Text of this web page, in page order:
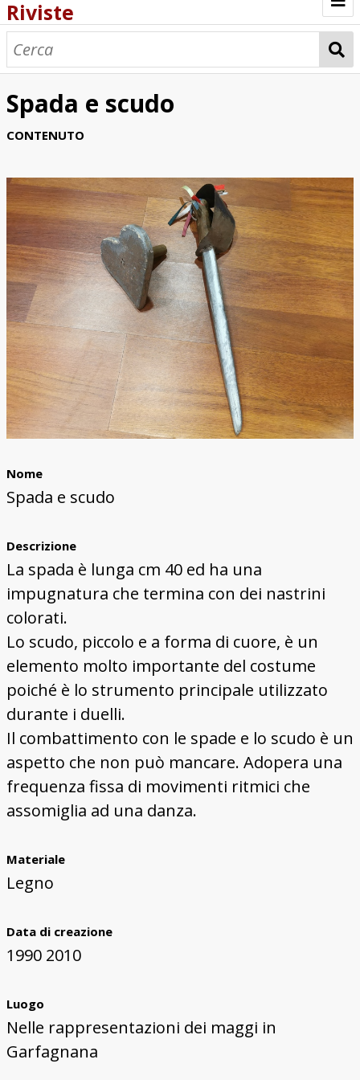
Riviste
Browse
Spada e scudo
CONTENUTO
Nome
Spada e scudo
Descrizione
La spada è lunga cm 40 ed ha una
impugnatura che termina con dei nastrini
colorati.
Lo scudo, piccolo e a forma di cuore, è un
elemento molto importante del costume
poiché è lo strumento principale utilizzato
durante i duelli.
Il combattimento con le spade e lo scudo è un
aspetto che non può mancare. Adopera una
frequenza fissa di movimenti ritmici che
assomiglia ad una danza.
Materiale
Legno
Data di creazione
1990 2010
Luogo
Nelle rappresentazioni dei maggi in
Garfagnana